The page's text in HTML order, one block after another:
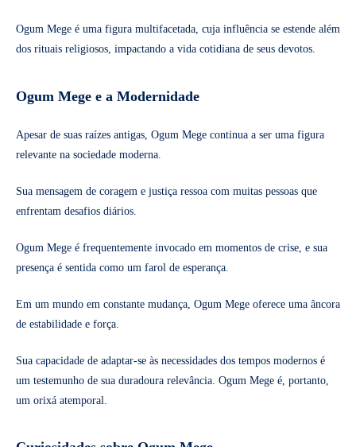
Ogum Mege é uma figura multifacetada, cuja influência se estende além
dos rituais religiosos, impactando a vida cotidiana de seus devotos.
Ogum Mege e a Modernidade
Apesar de suas raízes antigas, Ogum Mege continua a ser uma figura
relevante na sociedade moderna.
Sua mensagem de coragem e justiça ressoa com muitas pessoas que
enfrentam desafios diários.
Ogum Mege é frequentemente invocado em momentos de crise, e sua
presença é sentida como um farol de esperança.
Em um mundo em constante mudança, Ogum Mege oferece uma âncora
de estabilidade e força.
Sua capacidade de adaptar-se às necessidades dos tempos modernos é
um testemunho de sua duradoura relevância. Ogum Mege é, portanto,
um orixá atemporal.